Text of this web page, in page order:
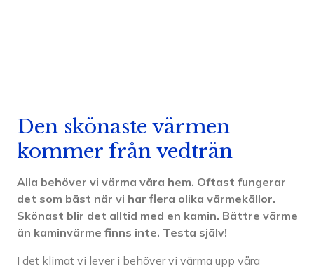
Den skönaste värmen
kommer från vedträn
Alla behöver vi värma våra hem. Oftast fungerar
det som bäst när vi har flera olika värmekällor.
Skönast blir det alltid med en kamin. Bättre värme
än kaminvärme finns inte. Testa själv!
I det klimat vi lever i behöver vi värma upp våra